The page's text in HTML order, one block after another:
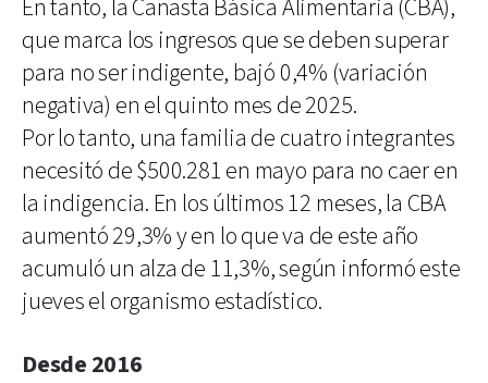
En tanto, la Canasta Básica Alimentaria (CBA),
que marca los ingresos que se deben superar
para no ser indigente, bajó 0,4% (variación
negativa) en el quinto mes de 2025.
Por lo tanto, una familia de cuatro integrantes
necesitó de $500.281 en mayo para no caer en
la indigencia. En los últimos 12 meses, la CBA
aumentó 29,3% y en lo que va de este año
acumuló un alza de 11,3%, según informó este
jueves el organismo estadístico.
Desde 2016